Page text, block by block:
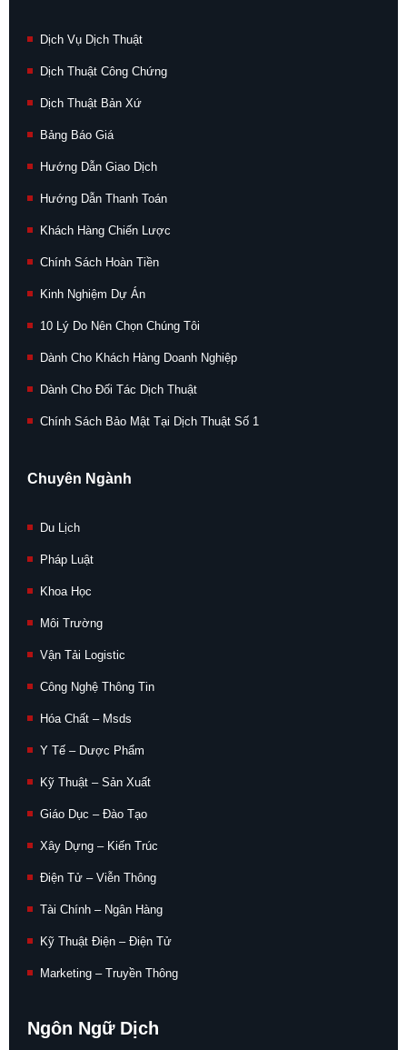
Dịch Vụ Dịch Thuật
Dịch Thuật Công Chứng
Dịch Thuật Bản Xứ
Bảng Báo Giá
Hướng Dẫn Giao Dịch
Hướng Dẫn Thanh Toán
Khách Hàng Chiến Lược
Chính Sách Hoàn Tiền
Kinh Nghiệm Dự Án
10 Lý Do Nên Chọn Chúng Tôi
Dành Cho Khách Hàng Doanh Nghiệp
Dành Cho Đối Tác Dịch Thuật
Chính Sách Bảo Mật Tại Dịch Thuật Số 1
Chuyên Ngành
Du Lịch
Pháp Luật
Khoa Học
Môi Trường
Vận Tải Logistic
Công Nghệ Thông Tin
Hóa Chất – Msds
Y Tế – Dược Phẩm
Kỹ Thuật – Sản Xuất
Giáo Dục – Đào Tạo
Xây Dựng – Kiến Trúc
Điện Tử – Viễn Thông
Tài Chính – Ngân Hàng
Kỹ Thuật Điện – Điện Tử
Marketing – Truyền Thông
Ngôn Ngữ Dịch